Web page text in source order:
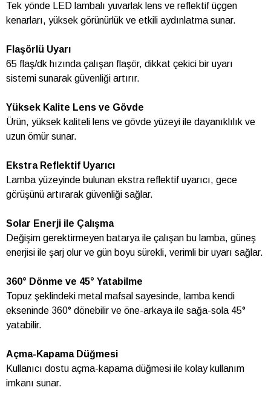
Tek yönde LED lambalı yuvarlak lens ve reflektif üçgen
kenarları, yüksek görünürlük ve etkili aydınlatma sunar.
Flaşörlü Uyarı
65 flaş/dk hızında çalışan flaşör, dikkat çekici bir uyarı
sistemi sunarak güvenliği artırır.
Yüksek Kalite Lens ve Gövde
Ürün, yüksek kaliteli lens ve gövde yüzeyi ile dayanıklılık ve
uzun ömür sunar.
Ekstra Reflektif Uyarıcı
Lamba yüzeyinde bulunan ekstra reflektif uyarıcı, gece
görüşünü artırarak güvenliği sağlar.
Solar Enerji ile Çalışma
Değişim gerektirmeyen batarya ile çalışan bu lamba, güneş
enerjisi ile şarj olur ve gün boyu sürekli, verimli bir uyarı sağlar.
360° Dönme ve 45° Yatabilme
Topuz şeklindeki metal mafsal sayesinde, lamba kendi
ekseninde 360° dönebilir ve öne-arkaya ile sağa-sola 45°
yatabilir.
Açma-Kapama Düğmesi
Kullanıcı dostu açma-kapama düğmesi ile kolay kullanım
imkanı sunar.